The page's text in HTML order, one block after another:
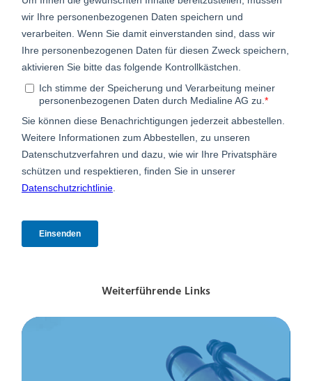
Weiterführende Links